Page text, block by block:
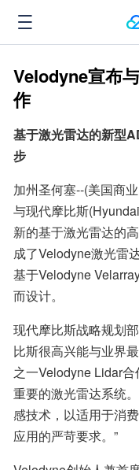
Velodyne宣布
作
基于激光雷达的新型
步
加州圣何塞--(美国商
与现代摩比斯
新的基于激光雷达的
成了Velodyne激光雷
基于Velodyne
而设计。
现代摩比斯战略规划
比斯很高兴能与业界
之一Velodyne Lidar
重要的激光雷达系统
感技术，以适用于消
应用的严苛要求。”